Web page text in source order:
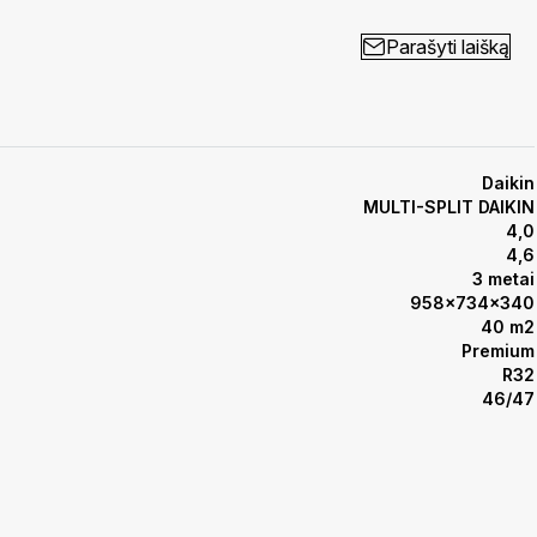
Parašyti laišką
Daikin
MULTI-SPLIT DAIKIN
4,0
4,6
3 metai
958x734x340
40 m2
Premium
R32
46/47